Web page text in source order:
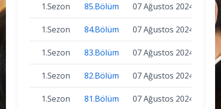
1.Sezon 85.Bölüm 07 Ağustos 2024
1.Sezon 84.Bölüm 07 Ağustos 2024
1.Sezon 83.Bölüm 07 Ağustos 2024
1.Sezon 82.Bölüm 07 Ağustos 2024
1.Sezon 81.Bölüm 07 Ağustos 2024